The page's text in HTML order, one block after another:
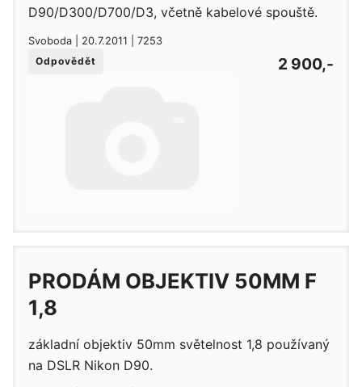
D90/D300/D700/D3, včetně kabelové spouště.
Svoboda | 20.7.2011 | 7253
Odpovědět
2 900,-
PRODÁM OBJEKTIV 50MM F
1,8
základní objektiv 50mm světelnost 1,8 používaný
na DSLR Nikon D90.